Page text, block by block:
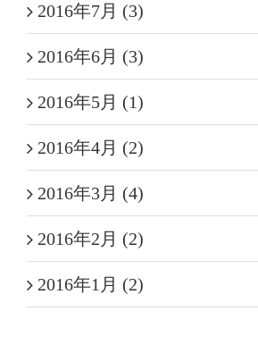
2016年7月 (3)
2016年6月 (3)
2016年5月 (1)
2016年4月 (2)
2016年3月 (4)
2016年2月 (2)
2016年1月 (2)